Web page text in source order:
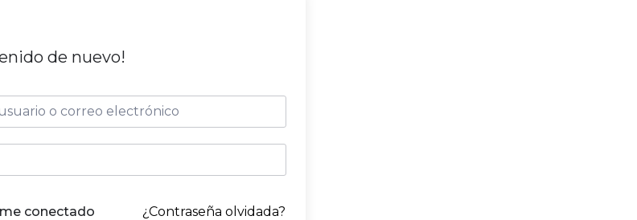
de nuevo!
conectado ¿Contraseña olvidada?